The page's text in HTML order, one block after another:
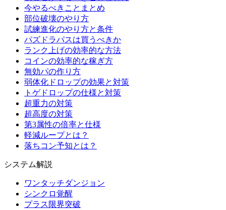
今やるべきことまとめ
部位破壊のやり方
試練進化のやり方と条件
パズドラパスは買うべきか
ランク上げの効率的な方法
コインの効率的な稼ぎ方
無効パの作り方
弱体化ドロップの効果と対策
トゲドロップの仕様と対策
超重力の対策
超高度の対策
第3属性の倍率と仕様
軽減ループとは？
落ちコン予知とは？
システム解説
ワンタッチダンジョン
シンクロ覚醒
プラス限界突破